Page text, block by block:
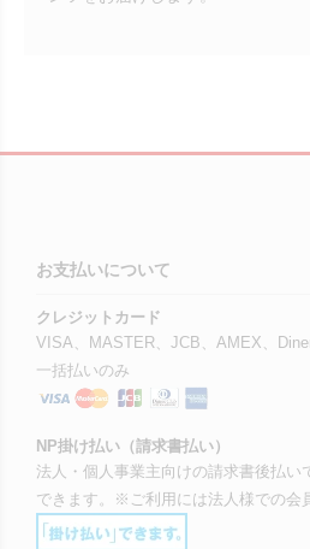
お支払いについて
クレジットカード
VISA、MASTER、JCB、AMEX、
一括払いのみ
NP掛け払い（請求書払い）
法人・個人事業主向けの請求書後払い
できます。※ご利用には法人様での会